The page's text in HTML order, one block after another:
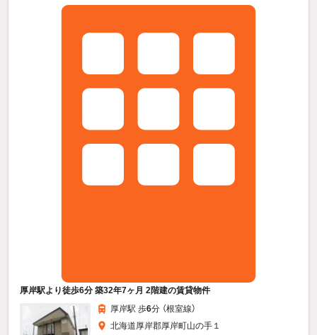
厚岸駅より徒歩6分 築32年7ヶ月 2階建の賃貸物件
厚岸駅 歩6分 （根室線）
北海道厚岸郡厚岸町山の手１